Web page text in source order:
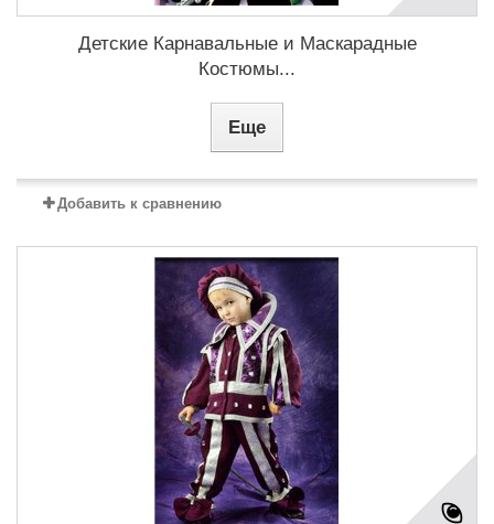
Детские Карнавальные и Маскарадные
Костюмы...
Еще
Добавить к сравнению